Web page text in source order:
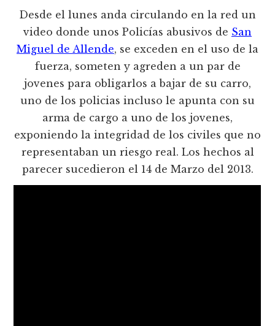
Desde el lunes anda circulando en la red un
video donde unos Policías abusivos de San
Miguel de Allende, se exceden en el uso de la
fuerza, someten y agreden a un par de
jovenes para obligarlos a bajar de su carro,
uno de los policias incluso le apunta con su
arma de cargo a uno de los jovenes,
exponiendo la integridad de los civiles que no
representaban un riesgo real. Los hechos al
parecer sucedieron el 14 de Marzo del 2013.